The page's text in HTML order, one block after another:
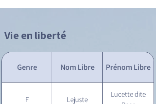
Vie en liberté
Genre Nom Libre Prénom Libre
F Lejuste
Lucette dite